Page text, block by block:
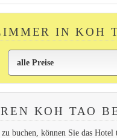
IN KOH
KOH TAO
buchen, können Sie das